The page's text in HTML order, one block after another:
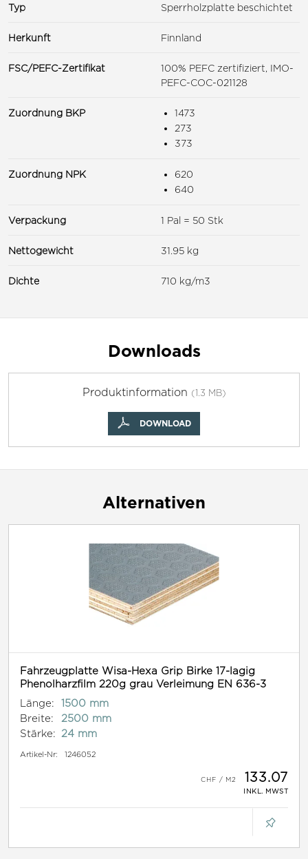
Typ Sperrholzplatte beschichtet
Herkunft Finnland
FSC/PEFC-Zertifikat
100% PEFC zertifiziert, IMO-
PEFC-COC-021128
Zuordnung BKP
1473
273
373
Zuordnung NPK
620
640
Verpackung 1 Pal = 50 Stk
Nettogewicht 31.95 kg
Dichte 710 kg/m3
Downloads
Produktinformation (1.3 MB)
DOWNLOAD
Alternativen
Fahrzeugplatte Wisa-Hexa Grip Birke 17-lagig
Phenolharzfilm 220g grau Verleimung EN 636-3
Länge:
1500 mm
Breite:
2500 mm
Stärke:
24 mm
Artikel-Nr: 1246052
133.07
INKL. MWST